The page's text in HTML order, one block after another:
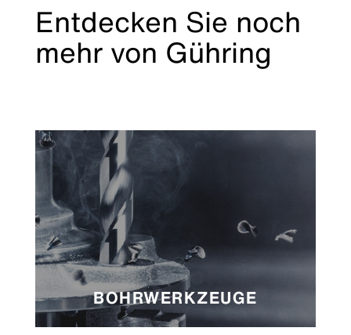
Entdecken Sie noch
mehr von Gühring
BOHRWERKZEUGE